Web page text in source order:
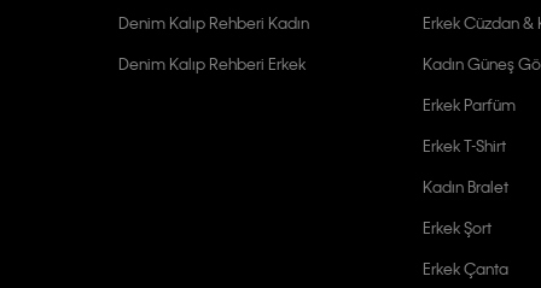
Denim Kalıp Rehberi Kadın
Denim Kalıp Rehberi Erkek
Erkek Cüzdan &
Kadın Güneş
Erkek Parfüm
Erkek T-Shirt
Kadın Bralet
Erkek Şort
Erkek Çanta